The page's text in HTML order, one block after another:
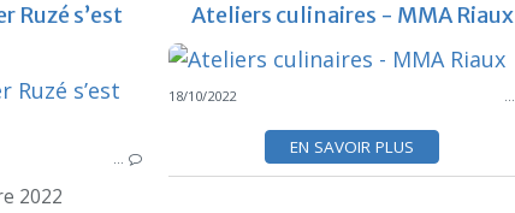
Ruzé s’est
SYNDICAT DES INITIATIVES
L’ESTAQUE
…
2022
Ateliers culinaires - MMA Riaux
18/10/2022 …
EN SAVOIR PLUS